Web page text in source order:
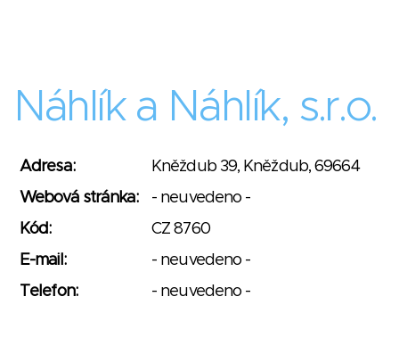
Náhlík a Náhlík, s.r.o.
Adresa:
Kněždub 39, Kněždub, 69664
Webová stránka:
- neuvedeno -
Kód:
CZ 8760
E-mail:
- neuvedeno -
Telefon:
- neuvedeno -